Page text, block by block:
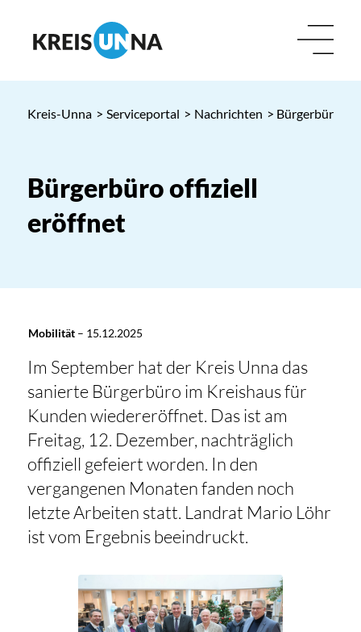
Kreis-Unna > Serviceportal > Nachrichten > Bürgerbüro
Bürgerbüro offiziell
eröffnet
Mobilität– 15.12.2025
Im September hat der Kreis Unna das
sanierte Bürgerbüro im Kreishaus für
Kunden wiedereröffnet. Das ist am
Freitag, 12. Dezember, nachträglich
offiziell gefeiert worden. In den
vergangenen Monaten fanden noch
letzte Arbeiten statt. Landrat Mario Löhr
ist vom Ergebnis beeindruckt.